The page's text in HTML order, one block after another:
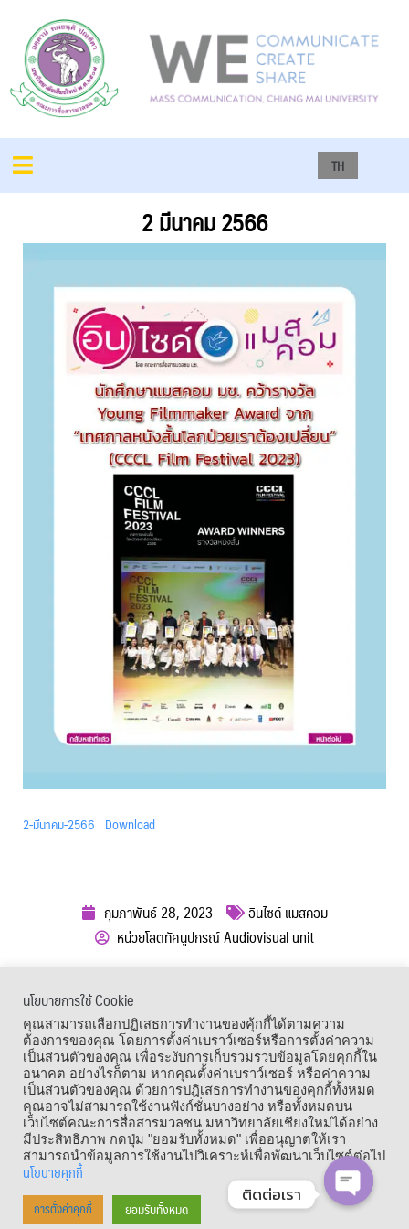
TH
2 มีนาคม 2566
2-มีนาคม-2566 Download
กุมภาพันธ์ 28, 2023
อินไซด์ แมสคอม
หน่วยโสตทัศนูปกรณ์ Audiovisual unit
เมนูลัด
Copyright © 1964 – 2021 Faculty of Mass Communication, Chiang Mai
นโยบายการใช้ Cookie
คุณสามารถเลือกปฏิเสธการทำงานของคุ้กกี้ได้ตามความ
ต้องการของคุณ โดยการตั้งค่าเบราว์เซอร์หรือการตั้งค่าความ
เป็นส่วนตัวของคุณ เพื่อระงับการเก็บรวมรวบข้อมูลโดยคุกกี้ใน
อนาคต อย่างไรก็ตาม หากคุณตั้งค่าเบราว์เซอร์ หรือค่าความ
เป็นส่วนตัวของคุณ ด้วยการปฎิเสธการทำงานของคุกกี้ทั้งหมด
คุณอาจไม่สามารถใช้งานฟังก์ชั่นบางอย่าง หรือทั้งหมดบน
เว็บไซต์คณะการสื่อสารมวลชน มหาวิทยาลัยเชียงใหม่ได้อย่าง
มีประสิทธิภาพ กดปุ่ม "ยอมรับทั้งหมด" เพื่ออนุญาตให้เรา
สามารถนำข้อมูลการใช้งานไปวิเคราะห์เพื่อพัฒนาเว็บไซต์ต่อไป
นโยบายคุกกี้
การตั้งค่าคุกกี้ ยอมรับทั้งหมด
ติดต่อเรา
OPEN